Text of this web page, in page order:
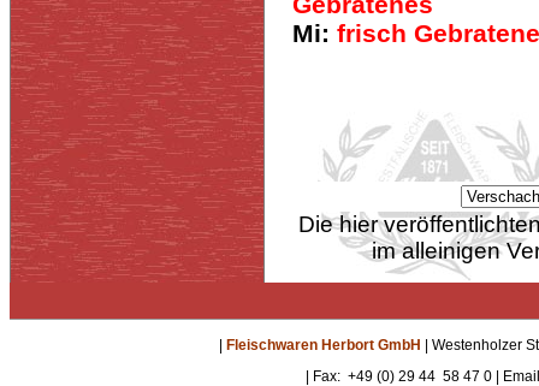
Mi: frisch
Die hier
im alleinigen
Fleischwaren Herbort GmbH
| Westenholzer
| Fax: +49 (0) 29 44 58 47 0 |